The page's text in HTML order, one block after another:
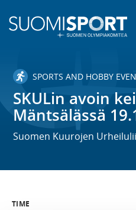
SPORTS AND HOBBY
SKULin avoin
Mäntsälässä
Suomen Kuurojen
TIME